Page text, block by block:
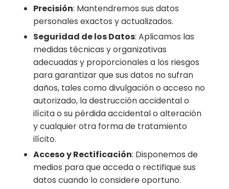
Precisión: Mantendremos sus datos
personales exactos y actualizados.
Seguridad de los Datos: Aplicamos las
medidas técnicas y organizativas
adecuadas y proporcionales a los riesgos
para garantizar que sus datos no sufran
daños, tales como divulgación o acceso no
autorizado, la destrucción accidental o
ilícita o su pérdida accidental o alteración
y cualquier otra forma de tratamiento
ilícito.
Acceso y Rectificación: Disponemos de
medios para que acceda o rectifique sus
datos cuando lo considere oportuno.